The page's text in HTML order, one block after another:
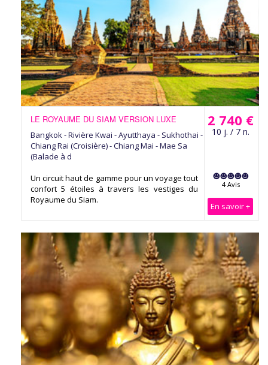
2 740 €
10 j. / 7 n.
4 Avis
En savoir +
LE ROYAUME DU SIAM VERSION LUXE
Bangkok - Rivière Kwai - Ayutthaya - Sukhothai -
Chiang Rai (Croisière) - Chiang Mai - Mae Sa
(Balade à d
Un circuit haut de gamme pour un voyage tout
confort 5 étoiles à travers les vestiges du
Royaume du Siam.